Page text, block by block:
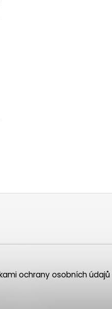
ochrany osobních údajů